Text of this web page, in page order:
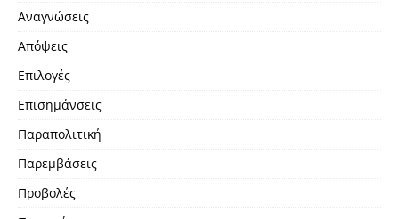
Αναγνώσεις
Απόψεις
Επιλογές
Επισημάνσεις
Παραπολιτική
Παρεμβάσεις
Προβολές